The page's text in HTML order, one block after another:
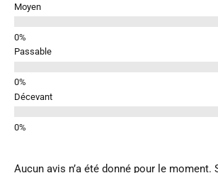
Moyen
Passable
Décevant
Aucun avis n’a été donné pour le moment.